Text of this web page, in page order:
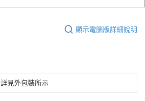
顯示電腦版詳細說明
詳見外包裝所示